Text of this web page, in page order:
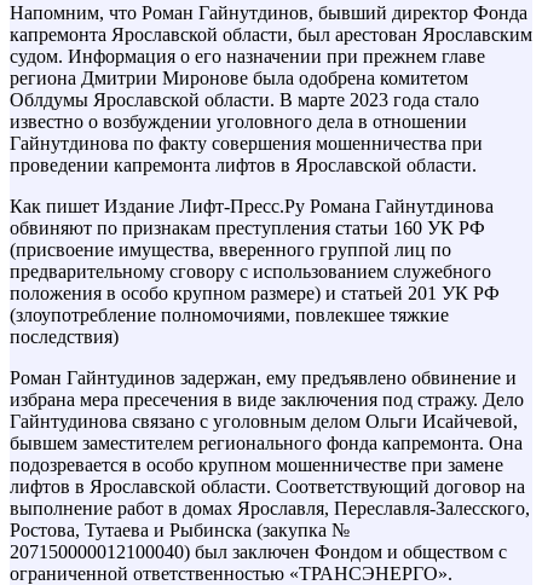
Напомним, что Роман Гайнутдинов, бывший директор Фонда
капремонта Ярославской области, был арестован Ярославским
судом. Информация о его назначении при прежнем главе
региона Дмитрии Миронове была одобрена комитетом
Облдумы Ярославской области. В марте 2023 года стало
известно о возбуждении уголовного дела в отношении
Гайнутдинова по факту совершения мошенничества при
проведении капремонта лифтов в Ярославской области.
Как пишет Издание Лифт-Пресс.Ру Романа Гайнутдинова
обвиняют по признакам преступления статьи 160 УК РФ
(присвоение имущества, вверенного группой лиц по
предварительному сговору с использованием служебного
положения в особо крупном размере) и статьей 201 УК РФ
(злоупотребление полномочиями, повлекшее тяжкие
последствия)
Роман Гайнтудинов задержан, ему предъявлено обвинение и
избрана мера пресечения в виде заключения под стражу. Дело
Гайнтудинова связано с уголовным делом Ольги Исайчевой,
бывшем заместителем регионального фонда капремонта. Она
подозревается в особо крупном мошенничестве при замене
лифтов в Ярославской области. Соответствующий договор на
выполнение работ в домах Ярославля, Переславля-Залесского,
Ростова, Тутаева и Рыбинска (закупка №
207150000012100040) был заключен Фондом и обществом с
ограниченной ответственностью «ТРАНСЭНЕРГО».